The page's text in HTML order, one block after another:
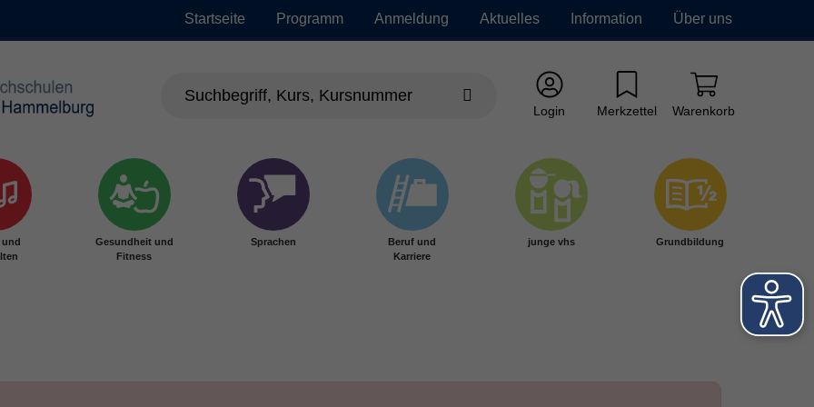
Startseite Programm Anmeldung Aktuelles Information Über uns
Login Merkzettel Warenkorb
Gesundheit und
Fitness
Sprachen
Beruf und
Karriere
junge vhs Grundbildung